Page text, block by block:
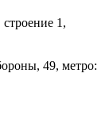
1,
49, метро: